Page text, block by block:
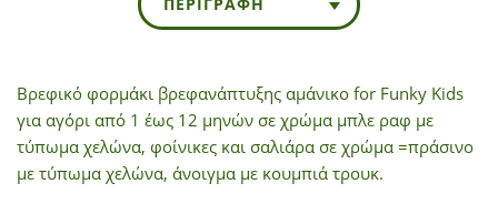
Βρεφικό φορμάκι βρεφανάπτυξης αμάνικο for Funky Kids
για αγόρι από 1 έως 12 μηνών σε χρώμα μπλε ραφ με
τύπωμα χελώνα, φοίνικες και σαλιάρα σε χρώμα =πράσινο
με τύπωμα χελώνα, άνοιγμα με κουμπιά τρουκ.